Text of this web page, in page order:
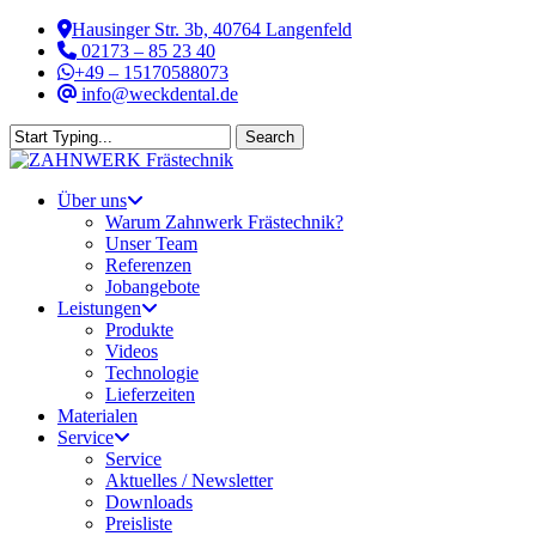
Skip
main
content
Hausinger Str. 3b, 40764 Langenfeld
02173 – 85 23 40
+49 – 15170588073
info@weckdental.de
Search
Close
Menu
Über uns
Warum Zahnwerk Frästechnik?
Unser Team
Referenzen
Jobangebote
Leistungen
Produkte
Videos
Technologie
Lieferzeiten
Materialen
Service
Service
Aktuelles / Newsletter
Downloads
Preisliste